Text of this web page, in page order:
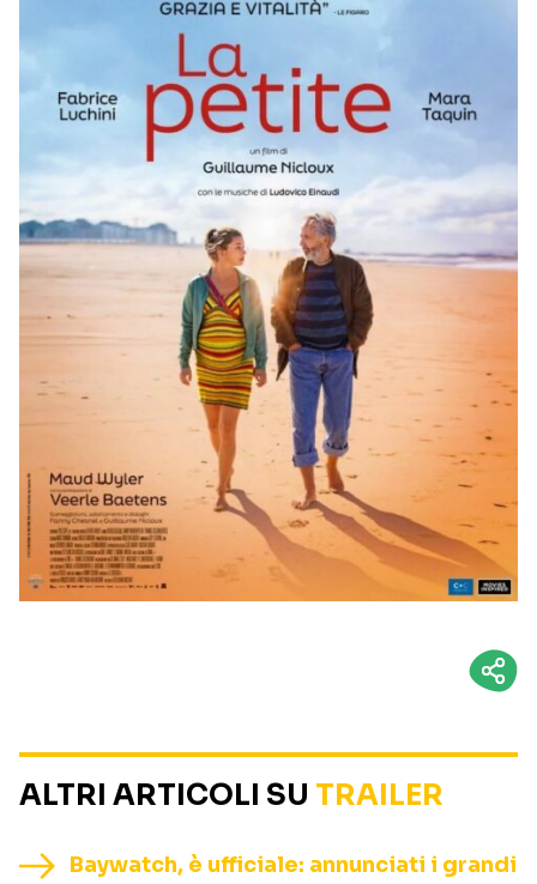
ALTRI ARTICOLI SU TRAILER
Baywatch, è ufficiale: annunciati i grandi